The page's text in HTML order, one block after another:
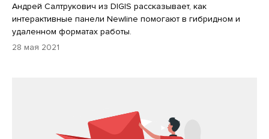
Андрей Салтрукович из DIGIS рассказывает, как
интерактивные панели Newline помогают в гибридном и
удаленном форматах работы.
28 мая 2021